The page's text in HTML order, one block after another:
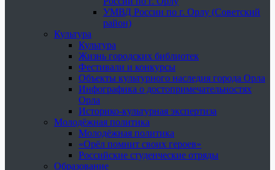
УМВД России по г. Орлу (Советский
район)
Культура
Культура
Жизнь городских библиотек
Фестивали и конкурсы
Объекты культурного наследия города Орла
Инфографика о достопримечательностях
Орла
Историко-культурная экспертиза
Молодёжная политика
Молодёжная политика
«Орёл помнит своих героев»
Российские студенческие отряды
Образование